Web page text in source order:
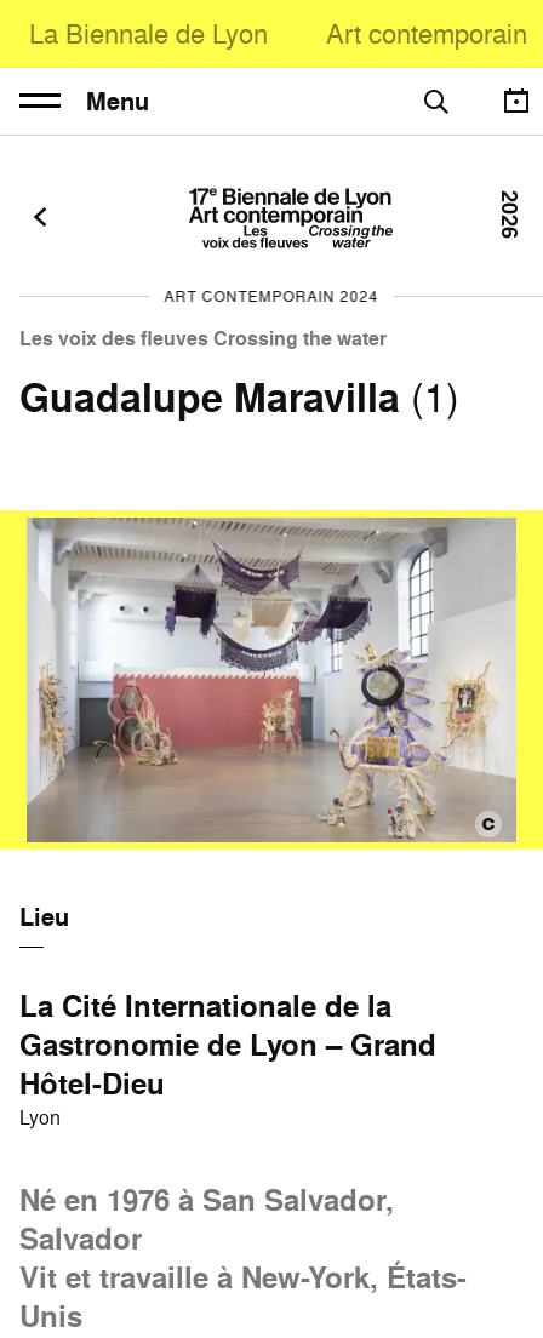
La Biennale de Lyon Art contemporain
Menu
ART CONTEMPORAIN 2024
Les voix des fleuves Crossing the water
Guadalupe Maravilla (1)
2026
Lieu
La Cité Internationale de la
Gastronomie de Lyon – Grand
Hôtel-Dieu
Lyon
Né en 1976 à San Salvador,
Salvador
Vit et travaille à New-York, États-
Unis